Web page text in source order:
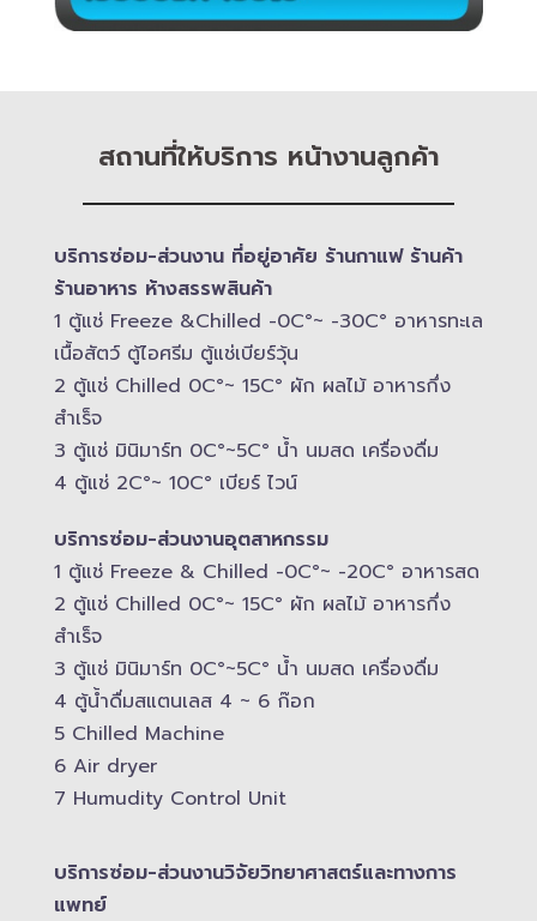
สถานที่ให้บริการ หน้างานลูกค้า
บริการซ่อม-​ส่วนงาน ที่อยู่อาศัย ร้านกาแฟ ร้านค้า
ร้านอาหาร ห้างสรรพสินค้า
1 ตู้แช่ Freeze &​Chilled -​0C°~ -​30C° อาหารทะเล
เนื้อสัตว์ ตู้ไอศรีม ตู้แช่เบียร์วุ้น
2 ตู้แช่ Chilled​ 0C°~ 15C° ผัก ผลไม้ อาหารกึ่ง
สำเร็จ
3 ตู้แช่​ มินิมาร์ท 0C°~5C° น้ำ นมสด เครื่องดื่ม
4 ตู้แช่ 2C°~ 10​C° เบียร์ ไวน์
บริการซ่อม-​ส่วนงานอุตสาหกรรม
1 ตู้แช่ Freeze &​ Chilled -​0C°~ -​20C° อาหารสด
2 ตู้แช่ Chilled​ 0C°~ 15C° ผัก ผลไม้ อาหารกึ่ง
สำเร็จ
3 ตู้แช่​ มินิมาร์ท 0C°~5C° น้ำ นมสด เครื่องดื่ม
4 ตู้น้ำดื่มสแตนเลส​ 4 ~ 6 ก๊อก
5 Chilled Mac​hine
6 Air dryer
7 Humudity Control Unit
บริการซ่อม-​ส่วนงานวิจัยวิทยาศาสตร์และทางการ
แพทย์